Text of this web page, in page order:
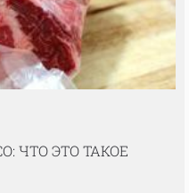
ЧТО ЭТО ТАКОЕ